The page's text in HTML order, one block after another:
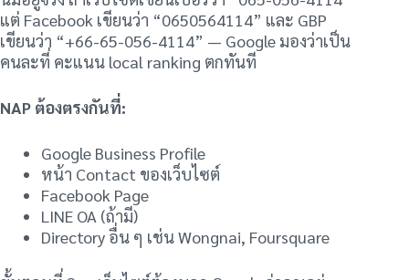
แต่ Facebook เขียนว่า “0650564114” และ GBP
เขียนว่า “+66-65-056-4114” — Google มองว่าเป็น
คนละที่ คะแนน local ranking ตกทันที
NAP ต้องตรงกันที่:
Google Business Profile
หน้า Contact ของเว็บไซต์
Facebook Page
LINE OA (ถ้ามี)
Directory อื่น ๆ เช่น Wongnai, Foursquare